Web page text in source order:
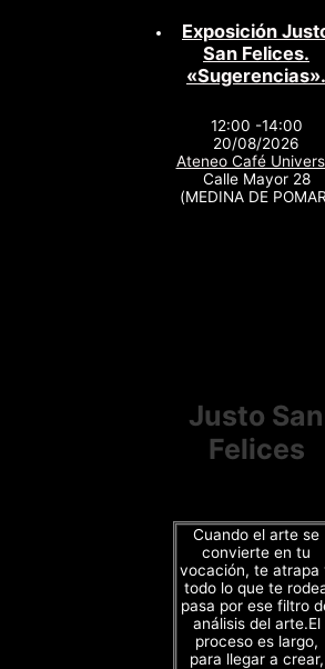
Exposición
San Felices.
«Sugerencias».
12:00 -14:00
20/08/2026
Ateneo Café
Calle Mayor 28
(MEDINA DE
Justo San
Felices
Cuando el arte se
convierte en tu
vocación, te atrapa
todo lo que te
pasa por ese filtro
análisis del arte.El
proceso es largo,
para llegar a crear,